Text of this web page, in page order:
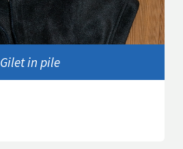
Gilet in pile